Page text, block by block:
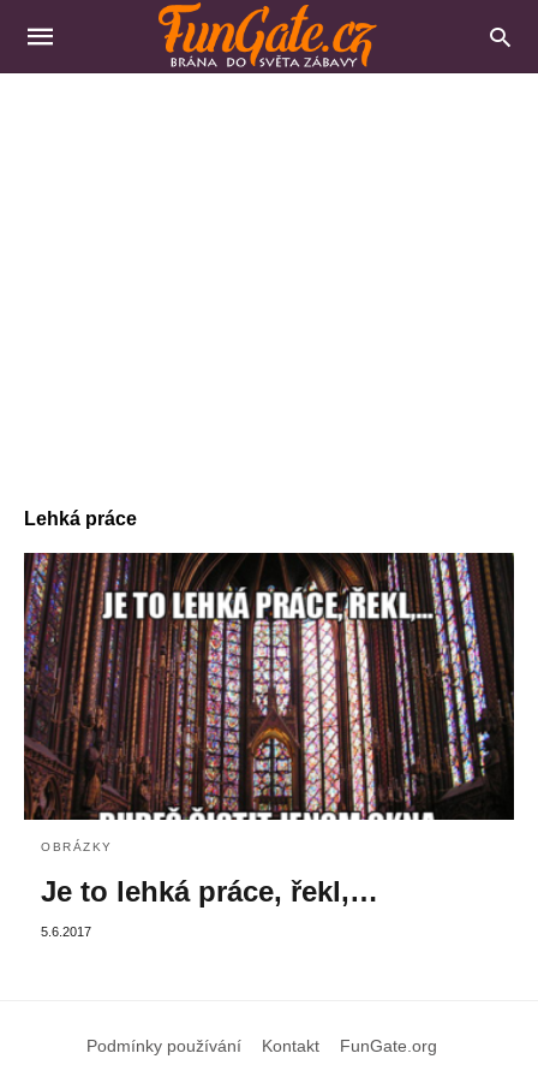
Lehká práce
OBRÁZKY
Je to lehká práce, řekl,…
5.6.2017
Podmínky používání Kontakt FunGate.org